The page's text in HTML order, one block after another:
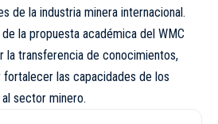
de la industria minera internacional.
la propuesta académica del WMC
la transferencia de conocimientos,
las capacidades de los
sector minero.